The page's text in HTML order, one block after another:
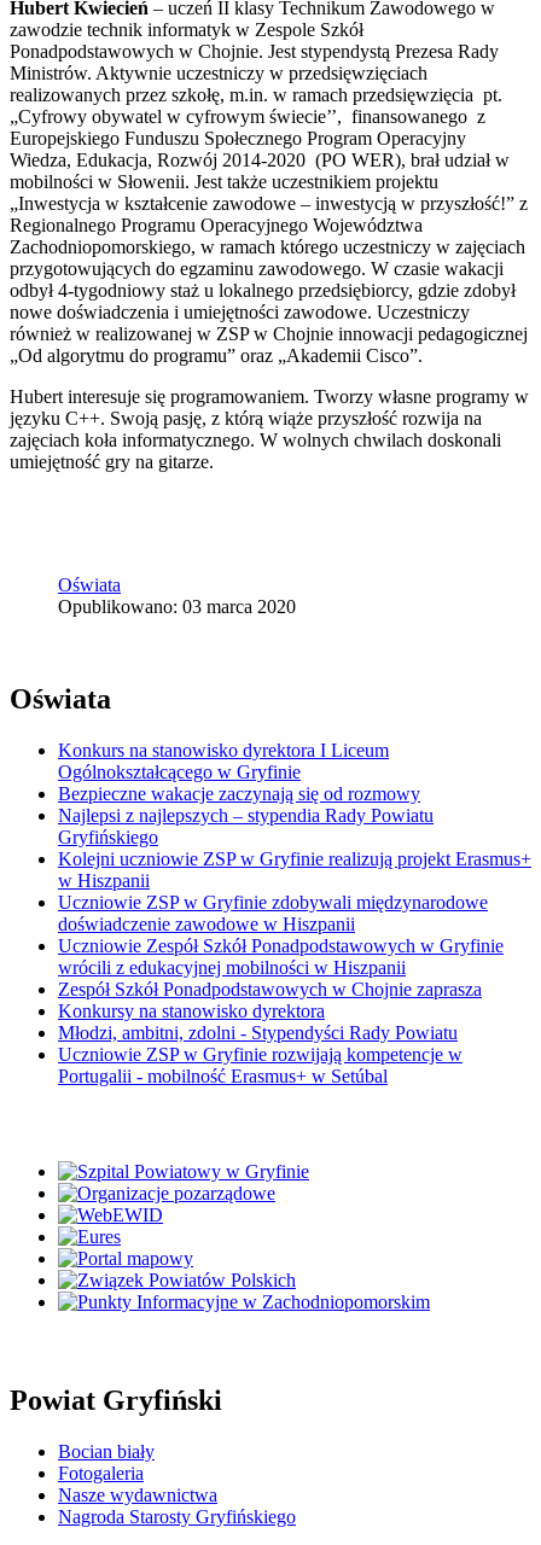
Hubert Kwiecień – uczeń II klasy Technikum Zawodowego w
zawodzie technik informatyk w Zespole Szkół
Ponadpodstawowych w Chojnie. Jest stypendystą Prezesa Rady
Ministrów. Aktywnie uczestniczy w przedsięwzięciach
realizowanych przez szkołę, m.in. w ramach przedsięwzięcia pt.
„Cyfrowy obywatel w cyfrowym świecie’’, finansowanego z
Europejskiego Funduszu Społecznego Program Operacyjny
Wiedza, Edukacja, Rozwój 2014-2020 (PO WER), brał udział w
mobilności w Słowenii. Jest także uczestnikiem projektu
„Inwestycja w kształcenie zawodowe – inwestycją w przyszłość!” z
Regionalnego Programu Operacyjnego Województwa
Zachodniopomorskiego, w ramach którego uczestniczy w zajęciach
przygotowujących do egzaminu zawodowego. W czasie wakacji
odbył 4-tygodniowy staż u lokalnego przedsiębiorcy, gdzie zdobył
nowe doświadczenia i umiejętności zawodowe. Uczestniczy
również w realizowanej w ZSP w Chojnie innowacji pedagogicznej
„Od algorytmu do programu” oraz „Akademii Cisco”.
Hubert interesuje się programowaniem. Tworzy własne programy w
języku C++. Swoją pasję, z którą wiąże przyszłość rozwija na
zajęciach koła informatycznego. W wolnych chwilach doskonali
umiejętność gry na gitarze.
Oświata
Opublikowano: 03 marca 2020
Oświata
Konkurs na stanowisko dyrektora I Liceum
Ogólnokształcącego w Gryfinie
Bezpieczne wakacje zaczynają się od rozmowy
Najlepsi z najlepszych – stypendia Rady Powiatu
Gryfińskiego
Kolejni uczniowie ZSP w Gryfinie realizują projekt Erasmus+
w Hiszpanii
Uczniowie ZSP w Gryfinie zdobywali międzynarodowe
doświadczenie zawodowe w Hiszpanii
Uczniowie Zespół Szkół Ponadpodstawowych w Gryfinie
wrócili z edukacyjnej mobilności w Hiszpanii
Zespół Szkół Ponadpodstawowych w Chojnie zaprasza
Konkursy na stanowisko dyrektora
Młodzi, ambitni, zdolni - Stypendyści Rady Powiatu
Uczniowie ZSP w Gryfinie rozwijają kompetencje w
Portugalii - mobilność Erasmus+ w Setúbal
Powiat Gryfiński
Bocian biały
Fotogaleria
Nasze wydawnictwa
Nagroda Starosty Gryfińskiego